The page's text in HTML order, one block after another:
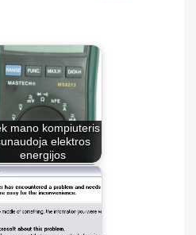
mano kompiuteris
elektros
energijos